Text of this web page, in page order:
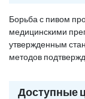
Борьба с пивом
медицинскими
утвержденным
методов
Доступные